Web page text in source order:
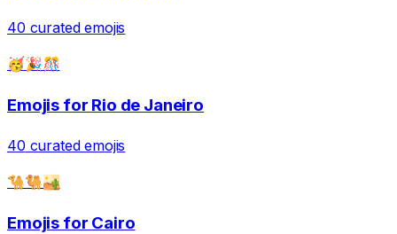
40 curated emojis
🥳🎉🎊
Emojis for Rio de Janeiro
40 curated emojis
🐪🐫🏜️
Emojis for Cairo